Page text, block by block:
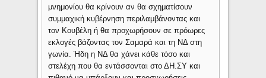
μνημονίου θα κρίνουν αν θα σχηματίσουν
συμμαχική κυβέρνηση περιλαμβάνοντας και
τον Κουβέλη ή θα προχωρήσουν σε πρόωρες
εκλογές βάζοντας τον Σαμαρά και τη ΝΔ στη
γωνία. Ήδη η ΝΔ θα χάνει κάθε τόσο και
στελέχη που θα εντάσσονται στο ΔΗ.ΣΥ και